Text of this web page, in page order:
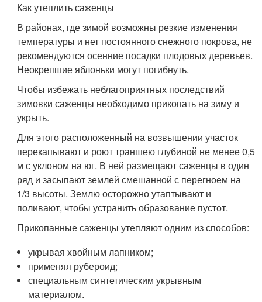
Как утеплить саженцы
В районах, где зимой возможны резкие изменения
температуры и нет постоянного снежного покрова, не
рекомендуются осенние посадки плодовых деревьев.
Неокрепшие яблоньки могут погибнуть.
Чтобы избежать неблагоприятных последствий
зимовки саженцы необходимо прикопать на зиму и
укрыть.
Для этого расположенный на возвышении участок
перекапывают и роют траншею глубиной не менее 0,5
м с уклоном на юг. В ней размещают саженцы в один
ряд и засыпают землей смешанной с перегноем на
1/3 высоты. Землю осторожно утаптывают и
поливают, чтобы устранить образование пустот.
Прикопанные саженцы утепляют одним из способов:
укрывая хвойным лапником;
применяя рубероид;
специальным синтетическим укрывным
материалом.